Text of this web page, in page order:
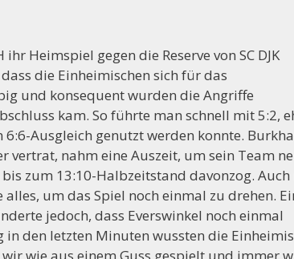
Heimspiel gegen die Reserve von SC DJK
die Einheimischen sich für das
und konsequent wurden die Angriffe
kam. So führte man schnell mit 5:2,
6:6-Ausgleich genutzt werden konnte.
vertrat, nahm eine Auszeit, um sein Team
zum 13:10-Halbzeitstand davonzog. Auch
um das Spiel noch einmal zu drehen.
jedoch, dass Everswinkel noch einmal
den letzten Minuten wussten die
Vorstand der Handballabteilung sucht